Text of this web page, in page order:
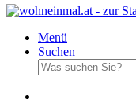
Menü
Suchen